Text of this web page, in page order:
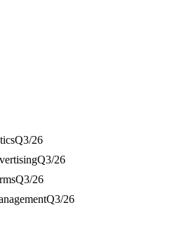
Q3/26
Q3/26
Q3/26
Q3/26